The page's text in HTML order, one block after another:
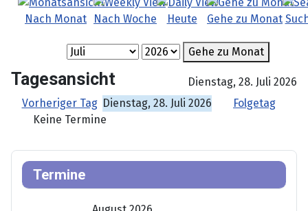
Nach Monat Nach Woche Heute Gehe zu Monat
Gehe zu Monat
Tagesansicht
Dienstag, 28. Juli 2026
Vorheriger Tag Dienstag, 28. Juli 2026
Folgetag
Keine Termine
Termine